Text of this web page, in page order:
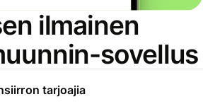
ilmainen
sovellus
tarjoajia